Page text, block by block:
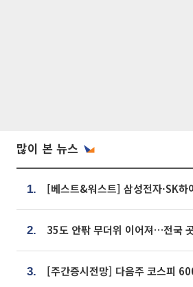
많이 본 뉴스
1.
2.
3.